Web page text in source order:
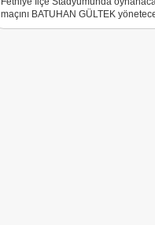
maçını BATUHAN GÜLTEK